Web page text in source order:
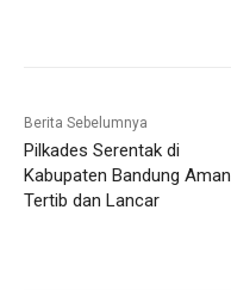
Berita Sebelumnya
Pilkades Serentak di
Kabupaten Bandung Aman
Tertib dan Lancar